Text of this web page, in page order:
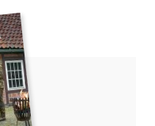
Polyester